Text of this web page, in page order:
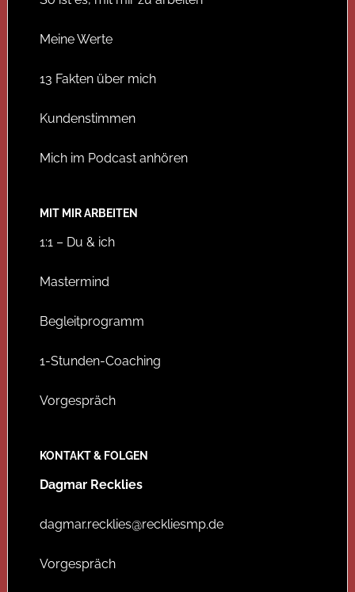
Meine Werte
13 Fakten über mich
Kundenstimmen
Mich im Podcast anhören
MIT MIR ARBEITEN
1:1 – Du & ich
Mastermind
Begleitprogramm
1-Stunden-Coaching
Vorgespräch
KONTAKT & FOLGEN
Dagmar Recklies
dagmar.recklies@reckliesmp.de
Vorgespräch